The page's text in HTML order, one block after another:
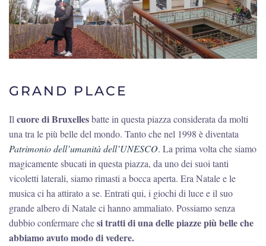
GRAND PLACE
Ilcuore di Bruxellesbatte in questa piazza considerata da molti
una tra le più belle del mondo. Tanto che nel 1998 è diventata
Patrimonio dell’umanità dell’UNESCO. La prima volta che siamo
magicamente sbucati in questa piazza, da uno dei suoi tanti
vicoletti laterali, siamo rimasti a bocca aperta. Era Natale e le
musica ci ha attirato a se. Entrati qui, i giochi di luce e il suo
grande albero di Natale ci hanno ammaliato. Possiamo senza
dubbio confermare chesi tratti di una delle piazze più belle che
abbiamo avuto modo di vedere.